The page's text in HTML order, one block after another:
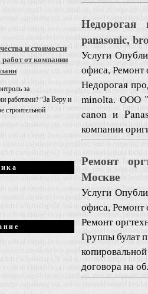
и стоимости
от компании
за
работами? "За Веру и
строительной
Недорогая
panasonic,
Услуги
офиса, Ремонт
Недорогая
minolta. ООО
canon и
компании
Ремонт
Москве
Услуги
офиса, Ремонт
Ремонт
Группы булат
договора на